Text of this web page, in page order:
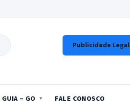
Publicidade Legal
GUIA – GO FALE CONOSCO